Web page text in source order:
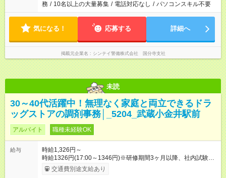
務 / 10名以上の大量募集 / 電話対応なし / パソコンスキル不要
気になる！ 応募する 詳細へ
掲載元企業名 シンテイ警備株式会社 国分寺支社
未読
30～40代活躍中！無理なく家庭と両立できるドラ
ッグストアの調剤事務│_5204_武蔵小金井駅前
アルバイト 職種未経験OK
給与
時給1,326円～
時給1326円(17:00～1346円)※研修期間3ヶ月以降、社内試験に
よる更新判定あり 社内試験合格後、時給＋50～100円の昇給あ
り （大学生は＋20円） 試用期間あり：入社日から3ヶ月間／本
交通費別途支給あり